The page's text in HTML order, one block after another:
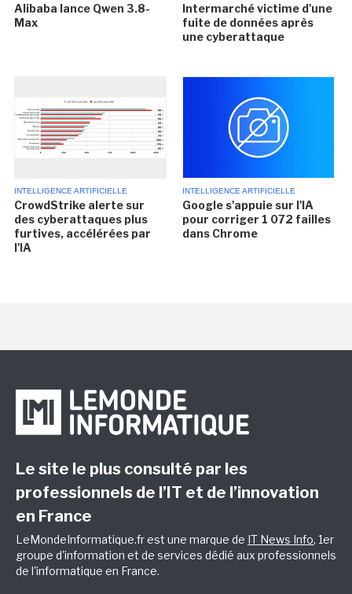
Alibaba lance Qwen 3.8-
Max
Intermarché victime d'une
fuite de données après
une cyberattaque
INTELLIGENCE ARTIFICIELLE
CrowdStrike alerte sur
des cyberattaques plus
furtives, accélérées par
l'IA
INTELLIGENCE ARTIFICIELLE
Google s'appuie sur l'IA
pour corriger 1 072 failles
dans Chrome
Le site le plus consulté par les
professionnels de l’IT et de l’innovation
en France
LeMondeInformatique.fr est une marque de IT News Info, 1er
groupe d'information et de services dédié aux professionnels
de l'informatique en France.